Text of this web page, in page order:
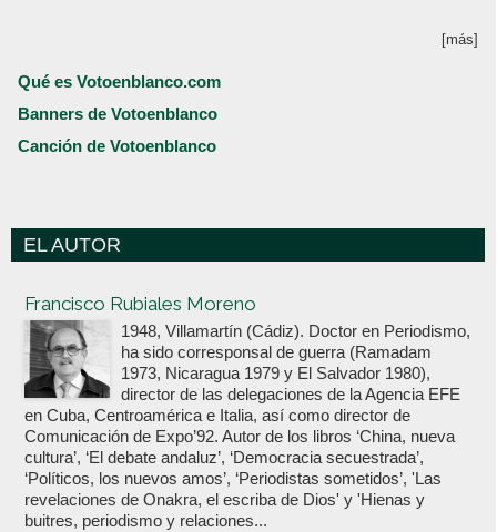
[más]
Qué es Votoenblanco.com
Banners de Votoenblanco
Canción de Votoenblanco
EL AUTOR
Francisco Rubiales Moreno
1948, Villamartín (Cádiz). Doctor en Periodismo,
ha sido corresponsal de guerra (Ramadam
1973, Nicaragua 1979 y El Salvador 1980),
director de las delegaciones de la Agencia EFE
en Cuba, Centroamérica e Italia, así como director de
Comunicación de Expo’92. Autor de los libros ‘China, nueva
cultura’, ‘El debate andaluz’, ‘Democracia secuestrada’,
‘Políticos, los nuevos amos’, ‘Periodistas sometidos’, 'Las
revelaciones de Onakra, el escriba de Dios' y 'Hienas y
buitres, periodismo y relaciones...